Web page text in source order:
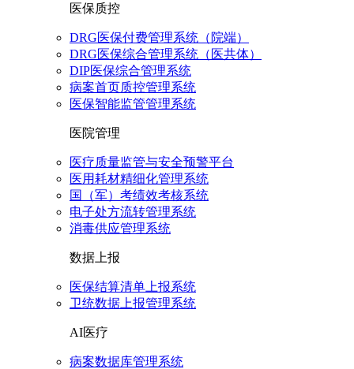
医保质控
DRG医保付费管理系统（院端）
DRG医保综合管理系统（医共体）
DIP医保综合管理系统
病案首页质控管理系统
医保智能监管管理系统
医院管理
医疗质量监管与安全预警平台
医用耗材精细化管理系统
国（军）考绩效考核系统
电子处方流转管理系统
消毒供应管理系统
数据上报
医保结算清单上报系统
卫统数据上报管理系统
AI医疗
病案数据库管理系统